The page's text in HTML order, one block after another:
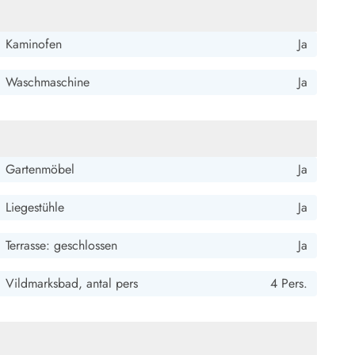
26/09/2025
15/08/2025
Kaminofen Ja
Waschmaschine Ja
Gartenmöbel Ja
Liegestühle Ja
Terrasse: geschlossen Ja
Vildmarksbad, antal pers 4 Pers.